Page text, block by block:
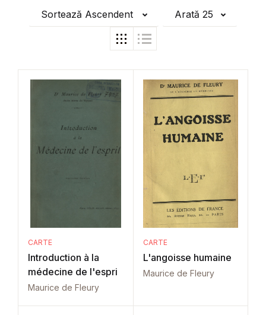
Sortează Ascendent Arată 25
CARTE
Introduction à la
médecine de l'espri
Maurice de Fleury
CARTE
L'angoisse humaine
Maurice de Fleury